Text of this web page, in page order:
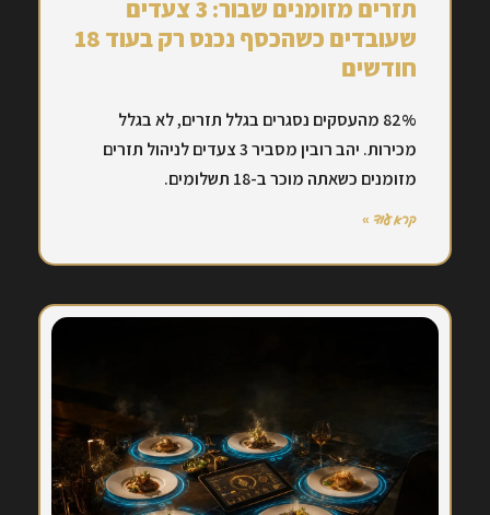
תזרים מזומנים שבור: 3 צעדים
שעובדים כשהכסף נכנס רק בעוד 18
חודשים
82% מהעסקים נסגרים בגלל תזרים, לא בגלל
מכירות. יהב רובין מסביר 3 צעדים לניהול תזרים
מזומנים כשאתה מוכר ב-18 תשלומים.
קרא עוד »